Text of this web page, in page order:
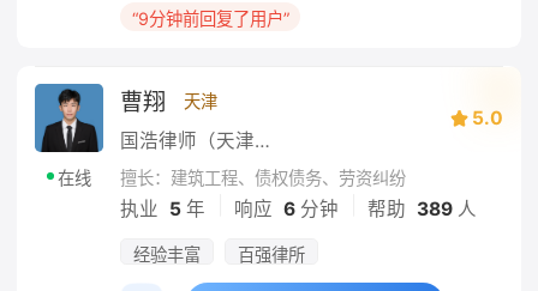
“9分钟前回复了用户”
在线
曹翔 天津
国浩律师（天津）事务所
5.0
擅长：建筑工程、债权债务、劳资纠纷
执业 5 年 响应 6分钟 帮助 389人
经验丰富 百强律所